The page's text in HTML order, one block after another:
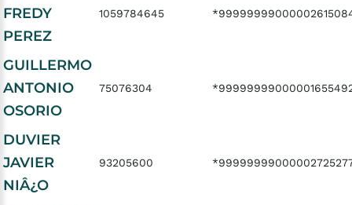
FREDY
PEREZ
1059784645
GUILLERMO
ANTONIO
OSORIO
75076304
DUVIER
JAVIER
NIÂ¿O
93205600